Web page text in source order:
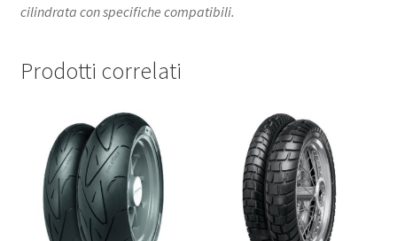
cilindrata con specifiche compatibili.
Prodotti correlati